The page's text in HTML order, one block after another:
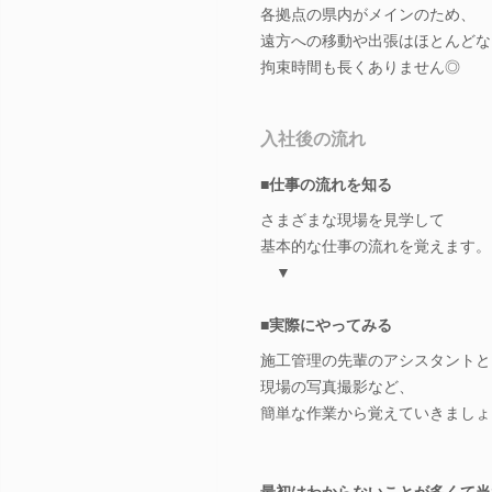
各拠点の県内がメインのため、
遠方への移動や出張はほとんどな
拘束時間も長くありません◎
入社後の流れ
■仕事の流れを知る
さまざまな現場を見学して
基本的な仕事の流れを覚えます。
▼
■実際にやってみる
施工管理の先輩のアシスタントと
現場の写真撮影など、
簡単な作業から覚えていきましょ